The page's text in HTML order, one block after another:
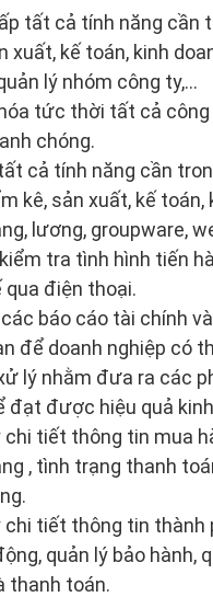
tất cả tính năng cần
xuất, kế toán, kinh
lý nhóm công ty,...
tức thời tất cả công
chóng.
cả tính năng cần
kê, sản xuất, kế toán,
lương, groupware,
tra tình hình tiến
điện thoại.
báo cáo tài chính
để doanh nghiệp có
lý nhằm đưa ra các
đạt được hiệu quả
chi tiết thông tin mua
, tình trạng thanh
chi tiết thông tin thành
quản lý bảo hành,
thanh toán.